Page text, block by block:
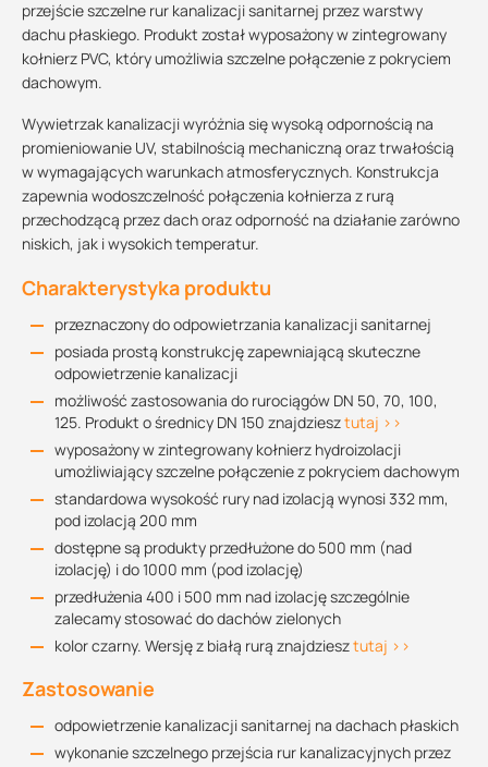
przejście szczelne rur kanalizacji sanitarnej przez warstwy
dachu płaskiego. Produkt został wyposażony w zintegrowany
kołnierz PVC, który umożliwia szczelne połączenie z pokryciem
dachowym.
Wywietrzak kanalizacji wyróżnia się wysoką odpornością na
promieniowanie UV, stabilnością mechaniczną oraz trwałością
w wymagających warunkach atmosferycznych. Konstrukcja
zapewnia wodoszczelność połączenia kołnierza z rurą
przechodzącą przez dach oraz odporność na działanie zarówno
niskich, jak i wysokich temperatur.
Charakterystyka produktu
przeznaczony do odpowietrzania kanalizacji sanitarnej
posiada prostą konstrukcję zapewniającą skuteczne
odpowietrzenie kanalizacji
możliwość zastosowania do rurociągów DN 50, 70, 100,
125. Produkt o średnicy DN 150 znajdziesztutaj >>
wyposażony w zintegrowany kołnierz hydroizolacji
umożliwiający szczelne połączenie z pokryciem dachowym
standardowa wysokość rury nad izolacją wynosi 332 mm,
pod izolacją 200 mm
dostępne są produkty przedłużone do 500 mm (nad
izolację) i do 1000 mm (pod izolację)
przedłużenia 400 i 500 mm nad izolację szczególnie
zalecamy stosować do dachów zielonych
kolor czarny. Wersję z białą rurą znajdziesztutaj >>
Zastosowanie
odpowietrzenie kanalizacji sanitarnej na dachach płaskich
wykonanie szczelnego przejścia rur kanalizacyjnych przez